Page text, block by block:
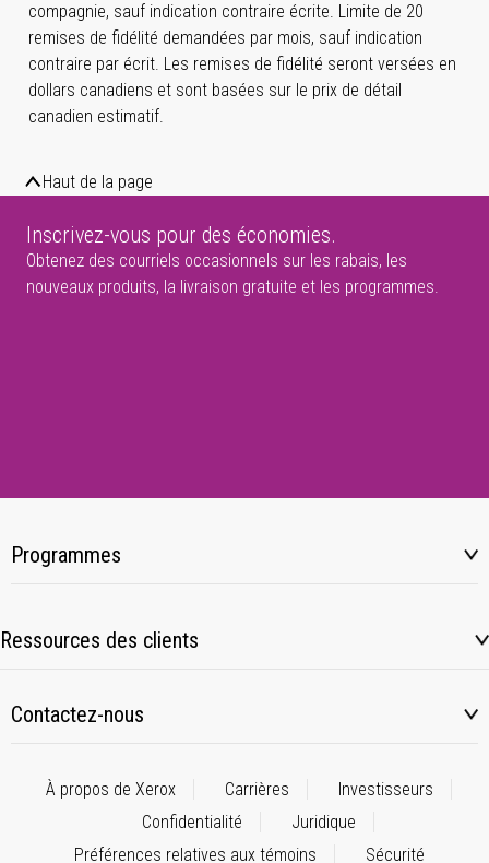
compagnie, sauf indication contraire écrite. Limite de 20
remises de fidélité demandées par mois, sauf indication
contraire par écrit. Les remises de fidélité seront versées en
dollars canadiens et sont basées sur le prix de détail
canadien estimatif.
Haut de la page
Inscrivez-vous pour des économies.
Obtenez des courriels occasionnels sur les rabais, les
nouveaux produits, la livraison gratuite et les programmes.
Programmes
Ressources des clients
Contactez-nous
À propos de Xerox Carrières
Investisseurs
Confidentialité
Juridique
Préférences relatives aux témoins
Sécurité